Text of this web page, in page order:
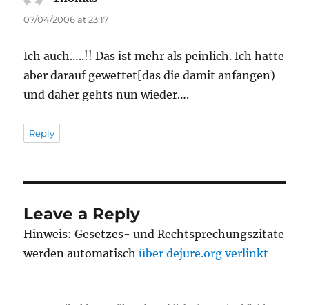
07/04/2006 at 23:17
Ich auch…..!! Das ist mehr als peinlich. Ich hatte
aber darauf gewettet[das die damit anfangen)
und daher gehts nun wieder….
Reply
Leave a Reply
Hinweis: Gesetzes- und Rechtsprechungszitate
werden automatischüber dejure.org verlinkt